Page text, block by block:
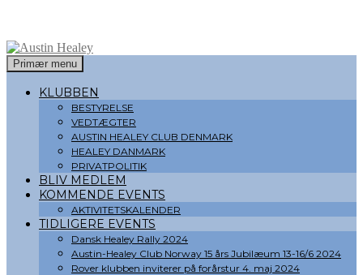
Austin Healey
Søg
Primær menu
til
indhold
KLUBBEN
BESTYRELSE
VEDTÆGTER
AUSTIN HEALEY CLUB DENMARK
HEALEY DANMARK
PRIVATPOLITIK
BLIV MEDLEM
KOMMENDE EVENTS
AKTIVITETSKALENDER
TIDLIGERE EVENTS
Dansk Healey Rally 2024
Austin-Healey Club Norway 15 års Jubilæum 13-16/6 2024
Rover klubben inviterer på forårstur 4. maj 2024